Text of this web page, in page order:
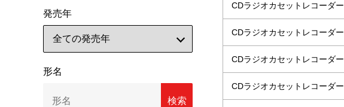
発売年
形名
検索
CDラジオカセットレコーダー
CDラジオカセットレコーダー
CDラジオカセットレコーダー
CDラジオカセットレコーダー